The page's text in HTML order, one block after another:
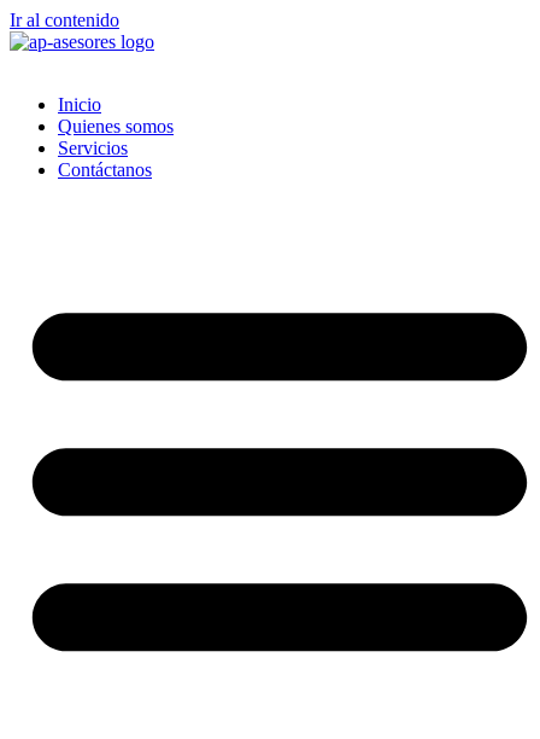
Ir al contenido
Inicio
Quienes somos
Servicios
Contáctanos